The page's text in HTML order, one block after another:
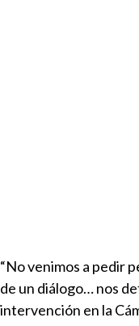
“No venimos a pedir
de un diálogo… nos
intervención en la